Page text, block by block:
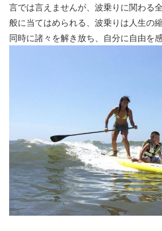
言では言えませんが、波乗りに関わる
般に当てはめられる、波乗りは人生の
同時に諸々を解き放ち、自分に自由を